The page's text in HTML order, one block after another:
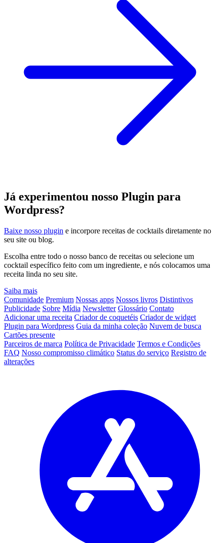
Já experimentou nosso Plugin para
Wordpress?
Baixe nosso plugin e incorpore receitas de cocktails diretamente no
seu site ou blog.
Escolha entre todo o nosso banco de receitas ou selecione um
cocktail específico feito com um ingrediente, e nós colocamos uma
receita linda no seu site.
Saiba mais
Comunidade Premium Nossas apps Nossos livros Distintivos
Publicidade Sobre Mídia Newsletter Glossário Contato
Adicionar uma receita Criador de coquetéis Criador de widget
Plugin para Wordpress Guia da minha coleção Nuvem de busca
Cartões presente
Parceiros de marca Política de Privacidade Termos e Condições
FAQ Nosso compromisso climático Status do serviço Registro de
alterações